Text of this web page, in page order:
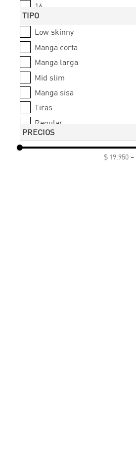
16
28
30
32
TIPO
Low skinny
Manga corta
Manga larga
Mid slim
Manga sisa
Tiras
Regular
Mom jean
PRECIOS
$ 19.950 –